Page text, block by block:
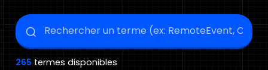
265 termes disponibles